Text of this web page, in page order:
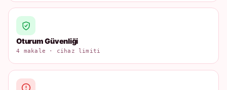
Oturum Güvenliği
4 makale · cihaz limiti